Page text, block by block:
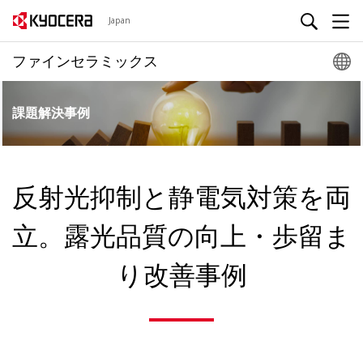
Japan
ファインセラミックス
課題解決事例
反射光抑制と静電気対策を両
立。 露光品質の向上・歩留ま
り改善事例